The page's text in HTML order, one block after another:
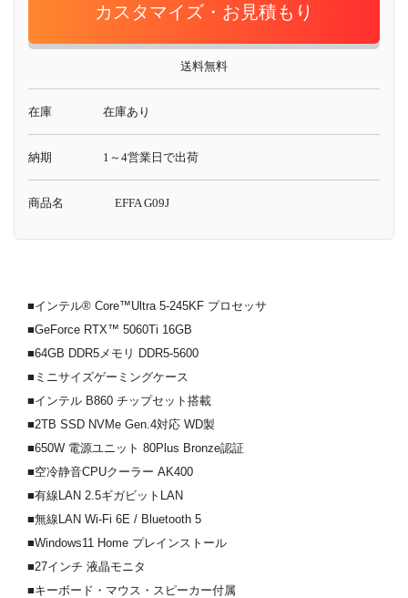
カスタマイズ・お見積もり
送料無料
在庫 在庫あり
納期 1～4営業日で出荷
商品名 EFFA G09J
■インテル® Core™Ultra 5-245KF プロセッサ
■GeForce RTX™ 5060Ti 16GB
■64GB DDR5メモリ DDR5-5600
■ミニサイズゲーミングケース
■インテル B860 チップセット搭載
■2TB SSD NVMe Gen.4対応 WD製
■650W 電源ユニット 80Plus Bronze認証
■空冷静音CPUクーラー AK400
■有線LAN 2.5ギガビットLAN
■無線LAN Wi-Fi 6E / Bluetooth 5
■Windows11 Home プレインストール
■27インチ 液晶モニタ
■キーボード・マウス・スピーカー付属